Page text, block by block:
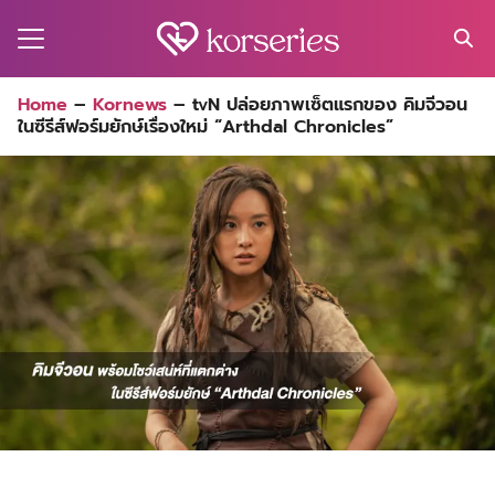
for:
Home – Kornews – tvN ปล่อยภาพเซ็ตแรกของ คิมจีวอน
ในซีรีส์ฟอร์มยักษ์เรื่องใหม่ “Arthdal Chronicles”